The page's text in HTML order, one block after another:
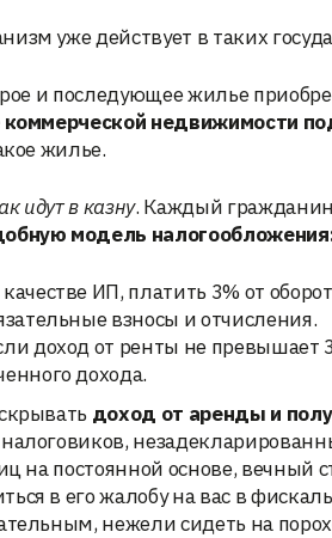
уже действует в таких
и последующее жилье
коммерческой недвижимости
жилье.
идут в казну. Каждый гражданин
модель
ИП, платить 3% от
взносы и отчисления.
доход от ренты не превышает
дохода.
доход от аренды и
на постоянной основе, вечный
в его жалобу на вас в
нежели сидеть на